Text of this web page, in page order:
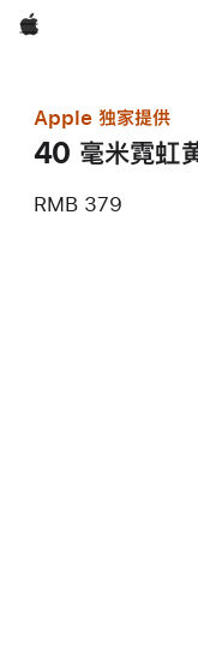
Apple
Apple 独家提供
40 毫米霓虹
RMB 379